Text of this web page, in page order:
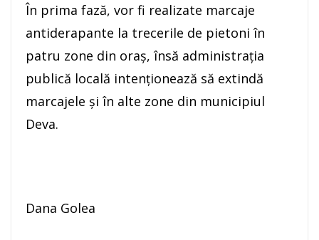
În prima fază, vor fi realizate marcaje
antiderapante la trecerile de pietoni în
patru zone din oraș, însă administrația
publică locală intenționează să extindă
marcajele și în alte zone din municipiul
Deva.
Dana Golea